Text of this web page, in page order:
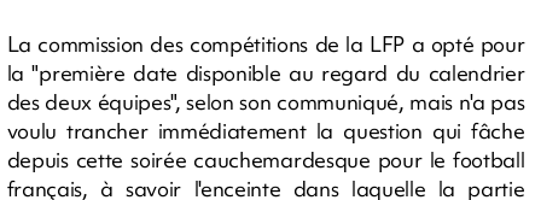
La commission des compétitions de la LFP a opté pour
la "première date disponible au regard du calendrier
des deux équipes", selon son communiqué, mais n'a pas
voulu trancher immédiatement la question qui fâche
depuis cette soirée cauchemardesque pour le football
français, à savoir l'enceinte dans laquelle la partie